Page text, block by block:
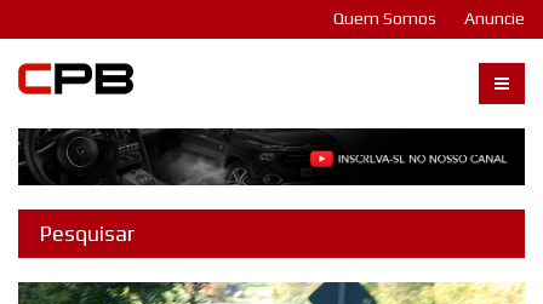
Quem Somos Anuncie